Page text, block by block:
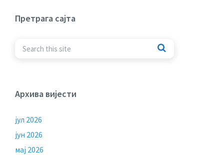
Претрага сајта
Архива вијести
јул 2026
јун 2026
мај 2026